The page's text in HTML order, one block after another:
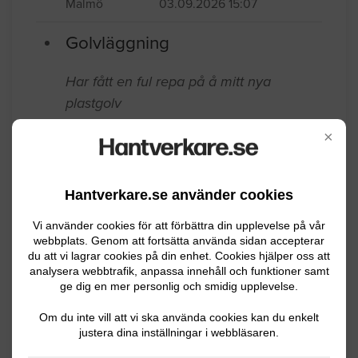
×
Hantverkare.se använder cookies
Vi använder cookies för att förbättra din upplevelse på vår
webbplats. Genom att fortsätta använda sidan accepterar
du att vi lagrar cookies på din enhet. Cookies hjälper oss att
analysera webbtrafik, anpassa innehåll och funktioner samt
ge dig en mer personlig och smidig upplevelse.
Om du inte vill att vi ska använda cookies kan du enkelt
justera dina inställningar i webbläsaren.
dokumenterad erfarenhet av att arbeta
med sandgolv.
Golvläggning
Har fått en ful repa på å mitt nya
Golvläggning
Hej, Jag önskar en offert för följande
på ca 10,5 kvm. Golvet är nylagt parkett